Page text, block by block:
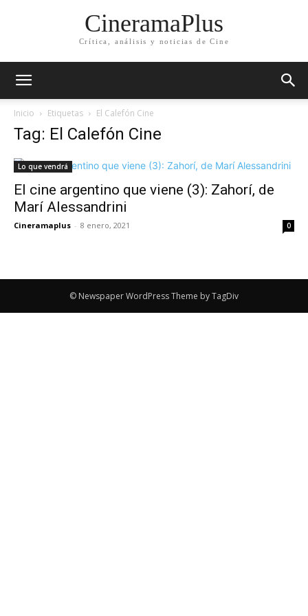
CineramaPlus
Crítica, análisis y noticias de Cine
Inicio Etiquetas El Calefón Cine
Tag: El Calefón Cine
Lo que vendrá
El cine argentino que viene (3): Zahorí, de
Marí Alessandrini
Cineramaplus - 8 enero, 2021 0
© Newspaper WordPress Theme by TagDiv